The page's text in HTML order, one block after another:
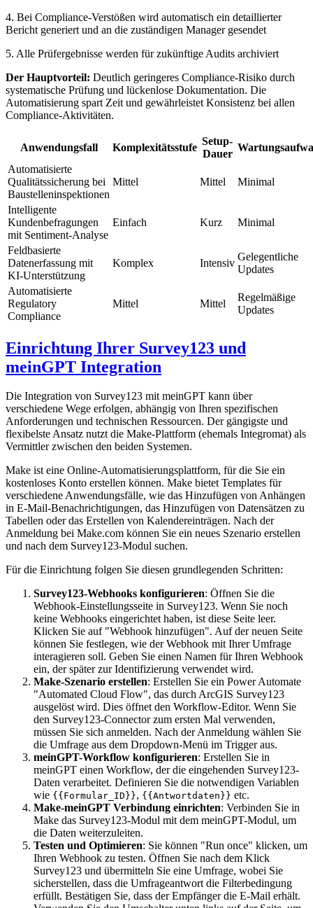
4. Bei Compliance-Verstößen wird automatisch ein detaillierter
Bericht generiert und an die zuständigen Manager gesendet
5. Alle Prüfergebnisse werden für zukünftige Audits archiviert
Der Hauptvorteil: Deutlich geringeres Compliance-Risiko durch
systematische Prüfung und lückenlose Dokumentation. Die
Automatisierung spart Zeit und gewährleistet Konsistenz bei allen
Compliance-Aktivitäten.
Anwendungsfall Komplexitätsstufe
Setup-
Dauer
Automatisierte
Qualitätssicherung bei
Baustelleninspektionen
Mittel Mittel Minimal
Intelligente
Kundenbefragungen
mit Sentiment-Analyse
Einfach Kurz Minimal
Feldbasierte
Datenerfassung mit
KI-Unterstützung
Komplex Intensiv
Gelegentliche
Updates
Automatisierte
Regulatory
Compliance
Mittel Mittel
Regelmäßige
Updates
Einrichtung Ihrer Survey123 und
meinGPT Integration
Die Integration von Survey123 mit meinGPT kann über
verschiedene Wege erfolgen, abhängig von Ihren spezifischen
Anforderungen und technischen Ressourcen. Der gängigste und
flexibelste Ansatz nutzt die Make-Plattform (ehemals Integromat) als
Vermittler zwischen den beiden Systemen.
Make ist eine Online-Automatisierungsplattform, für die Sie ein
kostenloses Konto erstellen können. Make bietet Templates für
verschiedene Anwendungsfälle, wie das Hinzufügen von Anhängen
in E-Mail-Benachrichtigungen, das Hinzufügen von Datensätzen zu
Tabellen oder das Erstellen von Kalendereinträgen. Nach der
Anmeldung bei Make.com können Sie ein neues Szenario erstellen
und nach dem Survey123-Modul suchen.
Für die Einrichtung folgen Sie diesen grundlegenden Schritten:
Survey123-Webhooks konfigurieren: Öffnen Sie die
Webhook-Einstellungsseite in Survey123. Wenn Sie noch
keine Webhooks eingerichtet haben, ist diese Seite leer.
Klicken Sie auf "Webhook hinzufügen". Auf der neuen Seite
können Sie festlegen, wie der Webhook mit Ihrer Umfrage
interagieren soll. Geben Sie einen Namen für Ihren Webhook
ein, der später zur Identifizierung verwendet wird.
Make-Szenario erstellen: Erstellen Sie ein Power Automate
"Automated Cloud Flow", das durch ArcGIS Survey123
ausgelöst wird. Dies öffnet den Workflow-Editor. Wenn Sie
den Survey123-Connector zum ersten Mal verwenden,
müssen Sie sich anmelden. Nach der Anmeldung wählen Sie
die Umfrage aus dem Dropdown-Menü im Trigger aus.
meinGPT-Workflow konfigurieren: Erstellen Sie in
meinGPT einen Workflow, der die eingehenden Survey123-
Daten verarbeitet. Definieren Sie die notwendigen Variablen
wie {{Formular_ID}}, {{Antwortdaten}} etc.
Make-meinGPT Verbindung einrichten: Verbinden Sie in
Make das Survey123-Modul mit dem meinGPT-Modul, um
die Daten weiterzuleiten.
Testen und Optimieren: Sie können "Run once" klicken, um
Ihren Webhook zu testen. Öffnen Sie nach dem Klick
Survey123 und übermitteln Sie eine Umfrage, wobei Sie
sicherstellen, dass die Umfrageantwort die Filterbedingung
erfüllt. Bestätigen Sie, dass der Empfänger die E-Mail erhält.